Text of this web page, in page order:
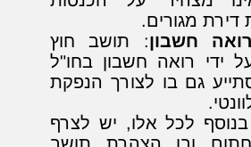
מגורים.
חשבון: תושב חוץ
ידי רואה חשבון בחו"ל
גם בו לצורך הנפקת
לכל אלו, יש לצרף